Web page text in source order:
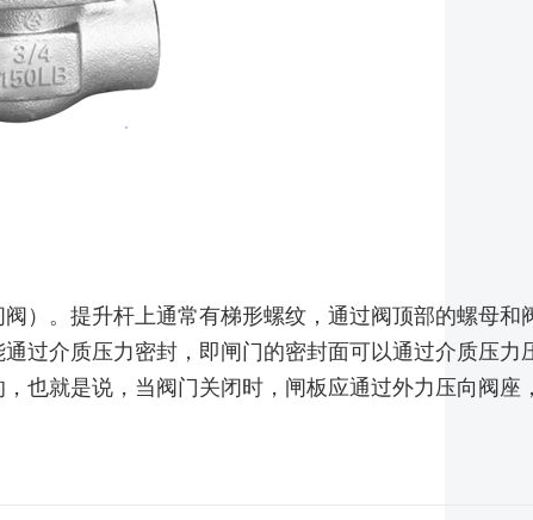
）。提升杆上通常有梯形螺纹，通过阀顶部的螺母和
过介质压力密封，即闸门的密封面可以通过介质压力
也就是说，当阀门关闭时，闸板应通过外力压向阀座